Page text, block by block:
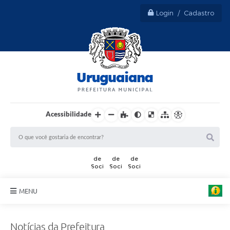
Login / Cadastro
Acessibilidade
MENU
Notícias da Prefeitura